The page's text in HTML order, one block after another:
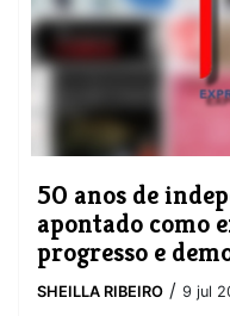
50 anos de
apontado como
progresso e
SHEILLA RIBEIRO / 9 jul